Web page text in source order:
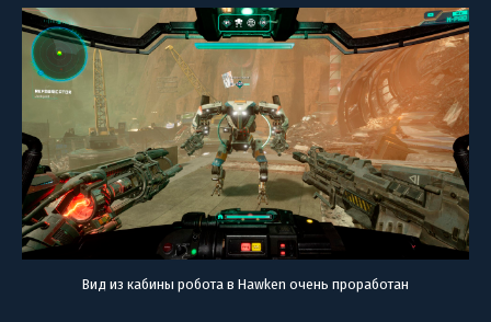
Вид из кабины робота в Hawken очень проработан